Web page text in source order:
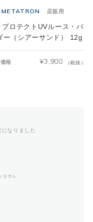
店販用
プロテクトUVルース・パ
ー（シアーサンド） 12g
格 ¥3,900 （税抜）
になりました
ません